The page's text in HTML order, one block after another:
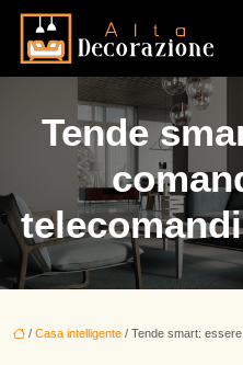
Tende
/ Casa intelligente / Tende smart: